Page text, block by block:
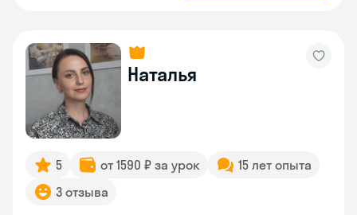
Наталья
5 от 1590 ₽ за урок
15 лет опыта
3 отзыва